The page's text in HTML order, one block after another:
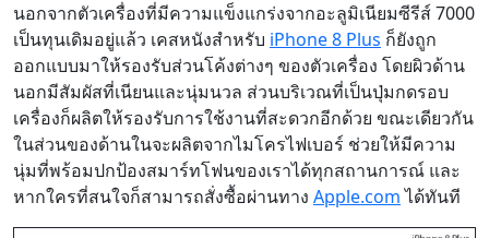
นอกจากตัวเครื่องที่มีความแข็งแกร่งจากอะลูมิเนียมซีรีส์ 7000
เป็นทุนเดิมอยู่แล้ว เคสหนังสำหรับ iPhone 8 Plus ก็ยังถูก
ออกแบบมาให้รองรับส่วนโค้งต่างๆ ของตัวเครื่อง โดยผิวด้าน
นอกมีสัมผัสที่เนียนและนุ่มนวล ส่วนบริเวณที่เป็นปุ่มกดรอบ
เครื่องก็ผลิตให้รองรับการใช้งานที่สะดวกอีกด้วย ขณะเดียวกัน
ในส่วนของด้านในจะผลิตจากไมโครไฟเบอร์ ช่วยให้มีความ
นุ่มที่พร้อมปกป้องสมาร์ทโฟนของเราได้ทุกสถานการณ์ และ
หากใครที่สนใจก็สามารถสั่งซื้อผ่านทาง Apple.comได้ทันที